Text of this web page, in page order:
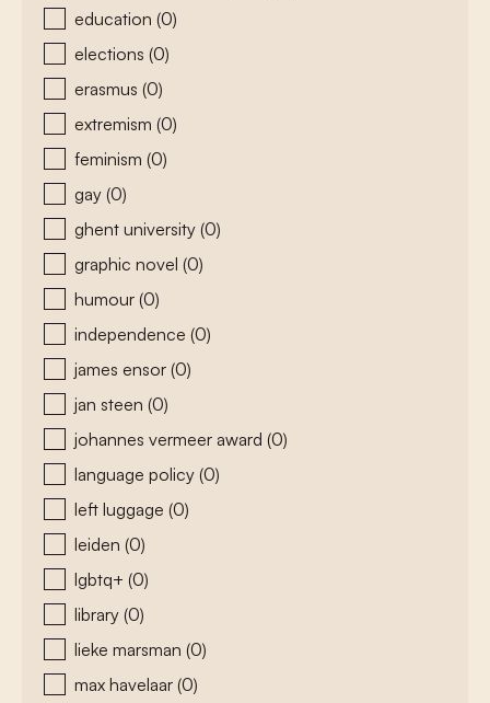
education (0)
elections (0)
erasmus (0)
extremism (0)
feminism (0)
gay (0)
ghent university (0)
graphic novel (0)
humour (0)
independence (0)
james ensor (0)
jan steen (0)
johannes vermeer award (0)
language policy (0)
left luggage (0)
leiden (0)
lgbtq+ (0)
library (0)
lieke marsman (0)
max havelaar (0)